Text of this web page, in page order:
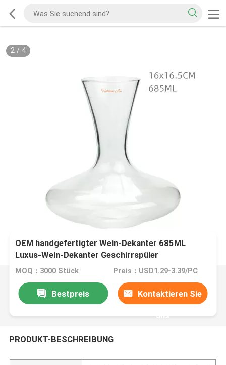
2/ 4
OEM handgefertigter Wein-Dekanter 685ML
Luxus-Wein-Dekanter Geschirrspüler
MOQ：3000 Stück Preis：USD1.29-3.39/PC
Bestpreis Kontaktieren Sie
uns
PRODUKT-BESCHREIBUNG